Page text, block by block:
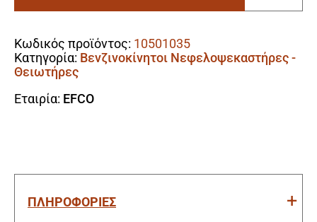
(Πλάτης)
ποσότητα
Κωδικός προϊόντος: 10501035
Κατηγορία: Βενζινοκίνητοι Νεφελοψεκαστήρες -
Θειωτήρες
Εταιρία: EFCO
ΠΛΗΡΟΦΟΡΙΕΣ